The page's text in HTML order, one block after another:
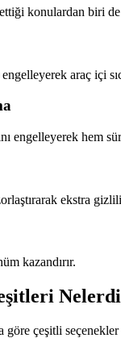
konulardan biri
engelleyerek araç
engelleyerek hem
ekstra
kazandırır.
göre çeşitli